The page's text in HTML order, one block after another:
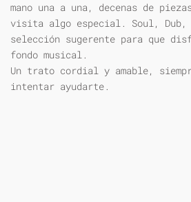
mano una a una, decenas de
visita algo especial. Soul, Dub,
selección sugerente para que
fondo musical.
Un trato cordial y amable,
intentar ayudarte.